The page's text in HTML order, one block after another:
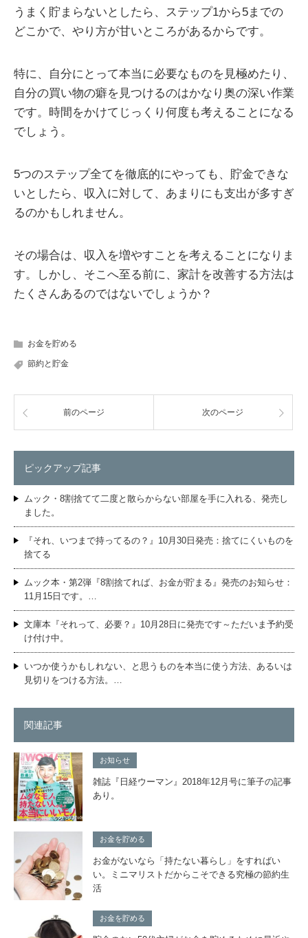
うまく貯まらないとしたら、ステップ1から5までの
どこかで、やり方が甘いところがあるからです。
特に、自分にとって本当に必要なものを見極めたり、
自分の買い物の癖を見つけるのはかなり奥の深い作業
です。時間をかけてじっくり何度も考えることになる
でしょう。
5つのステップ全てを徹底的にやっても、貯金できな
いとしたら、収入に対して、あまりにも支出が多すぎ
るのかもしれません。
その場合は、収入を増やすことを考えることになりま
す。しかし、そこへ至る前に、家計を改善する方法は
たくさんあるのではないでしょうか？
お金を貯める
節約と貯金
前のページ 次のページ
ピックアップ記事
ムック・8割捨てて二度と散らからない部屋を手に入れる、発売し
ました。
『それ、いつまで持ってるの？』10月30日発売：捨てにくいものを
捨てる
ムック本・第2弾『8割捨てれば、お金が貯まる』発売のお知らせ：
11月15日です。…
文庫本『それって、必要？』10月28日に発売です～ただいま予約受
け付け中。
いつか使うかもしれない、と思うものを本当に使う方法、あるいは
見切りをつける方法。…
関連記事
お知らせ
雑誌『日経ウーマン』2018年12月号に筆子の記事
あり。
お金を貯める
お金がないなら「持たない暮らし」をすればい
い。ミニマリストだからこそできる究極の節約生
活
お金を貯める